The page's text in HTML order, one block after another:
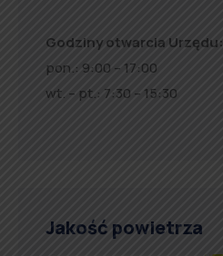
Godziny otwarcia Urzędu:
pon.: 9:00 – 17:00
wt. – pt.: 7:30 – 15:30
Jakość powietrza